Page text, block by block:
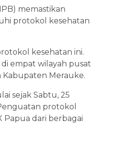
memastikan
protokol kesehatan
kesehatan ini.
empat wilayah pusat
Kabupaten Merauke.
sejak Sabtu, 25
protokol
Papua dari berbagai